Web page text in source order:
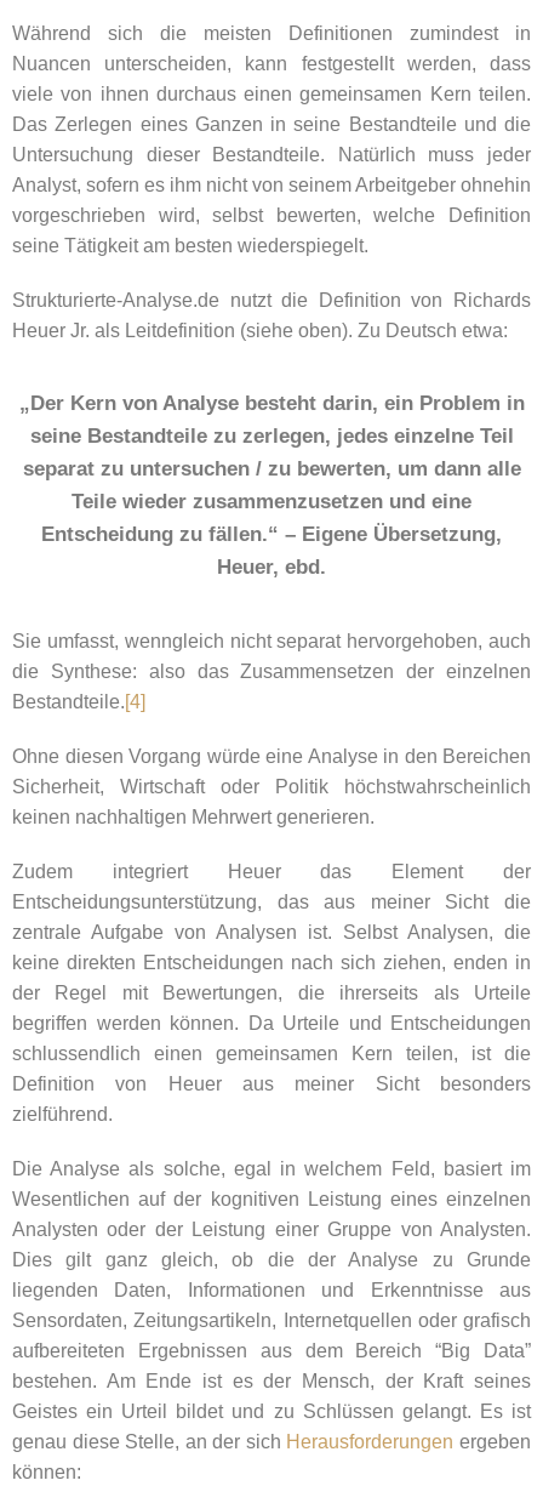
Während sich die meisten Definitionen zumindest in
Nuancen unterscheiden, kann festgestellt werden, dass
viele von ihnen durchaus einen gemeinsamen Kern teilen.
Das Zerlegen eines Ganzen in seine Bestandteile und die
Untersuchung dieser Bestandteile. Natürlich muss jeder
Analyst, sofern es ihm nicht von seinem Arbeitgeber ohnehin
vorgeschrieben wird, selbst bewerten, welche Definition
seine Tätigkeit am besten wiederspiegelt.
Strukturierte-Analyse.de nutzt die Definition von Richards
Heuer Jr. als Leitdefinition (siehe oben). Zu Deutsch etwa:
„Der Kern von Analyse besteht darin, ein Problem in
seine Bestandteile zu zerlegen, jedes einzelne Teil
separat zu untersuchen / zu bewerten, um dann alle
Teile wieder zusammenzusetzen und eine
Entscheidung zu fällen.“ – Eigene Übersetzung,
Heuer, ebd.
Sie umfasst, wenngleich nicht separat hervorgehoben, auch
die Synthese: also das Zusammensetzen der einzelnen
Bestandteile.[4]
Ohne diesen Vorgang würde eine Analyse in den Bereichen
Sicherheit, Wirtschaft oder Politik höchstwahrscheinlich
keinen nachhaltigen Mehrwert generieren.
Zudem integriert Heuer das Element der
Entscheidungsunterstützung, das aus meiner Sicht die
zentrale Aufgabe von Analysen ist. Selbst Analysen, die
keine direkten Entscheidungen nach sich ziehen, enden in
der Regel mit Bewertungen, die ihrerseits als Urteile
begriffen werden können. Da Urteile und Entscheidungen
schlussendlich einen gemeinsamen Kern teilen, ist die
Definition von Heuer aus meiner Sicht besonders
zielführend.
Die Analyse als solche, egal in welchem Feld, basiert im
Wesentlichen auf der kognitiven Leistung eines einzelnen
Analysten oder der Leistung einer Gruppe von Analysten.
Dies gilt ganz gleich, ob die der Analyse zu Grunde
liegenden Daten, Informationen und Erkenntnisse aus
Sensordaten, Zeitungsartikeln, Internetquellen oder grafisch
aufbereiteten Ergebnissen aus dem Bereich “Big Data”
bestehen. Am Ende ist es der Mensch, der Kraft seines
Geistes ein Urteil bildet und zu Schlüssen gelangt. Es ist
genau diese Stelle, an der sich Herausforderungen ergeben
können: